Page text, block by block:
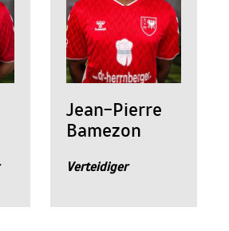
Jean-Pierre
Bamezon
Verteidiger